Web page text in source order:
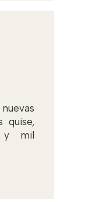
quise,
y mil